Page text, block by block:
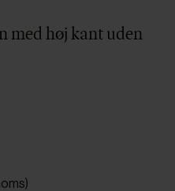
med høj kant uden